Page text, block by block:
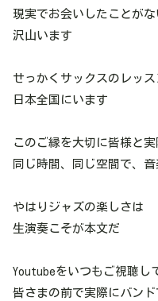
現実でお会いしたことがな
沢山います
せっかくサックスのレッ
日本全国にいます
このご縁を大切に皆様と
同じ時間、同じ空間で、音
やはりジャズの楽しさは
生演奏こそが本文だ
Youtubeをいつもご視聴し
皆さまの前で実際にバンド